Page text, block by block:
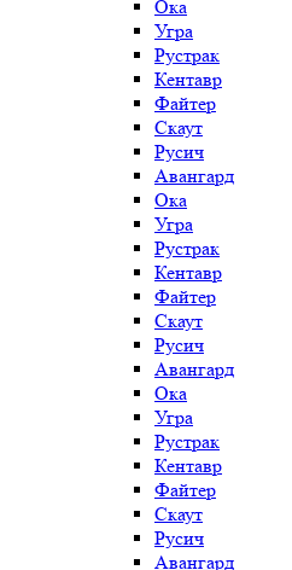
Ока
Угра
Рустрак
Кентавр
Файтер
Скаут
Русич
Авангард
Ока
Угра
Рустрак
Кентавр
Файтер
Скаут
Русич
Авангард
Ока
Угра
Рустрак
Кентавр
Файтер
Скаут
Русич
Авангард